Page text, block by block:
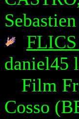
daniel45
Film
Cosso